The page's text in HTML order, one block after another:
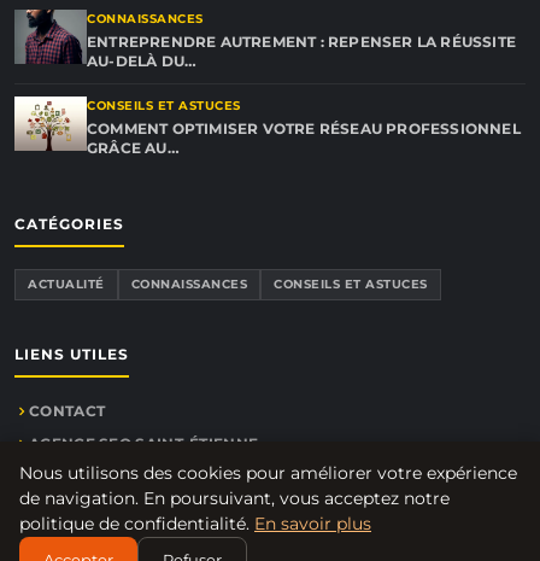
CONNAISSANCES
ENTREPRENDRE AUTREMENT : REPENSER LA RÉUSSITE
AU-DELÀ DU…
CONSEILS ET ASTUCES
COMMENT OPTIMISER VOTRE RÉSEAU PROFESSIONNEL
GRÂCE AU…
CATÉGORIES
ACTUALITÉ CONNAISSANCES CONSEILS ET ASTUCES
LIENS UTILES
CONTACT
AGENCE SEO SAINT-ÉTIENNE
© 2026 Agent-commercial.net. Tous droits réservés.
Nous utilisons des cookies pour améliorer votre expérience
de navigation. En poursuivant, vous acceptez notre
politique de confidentialité. En savoir plus